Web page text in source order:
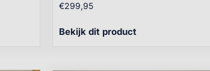
€299,95
Bekijk dit product